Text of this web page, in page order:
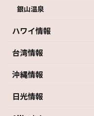
銀山温泉
ハワイ情報
台湾情報
沖縄情報
日光情報